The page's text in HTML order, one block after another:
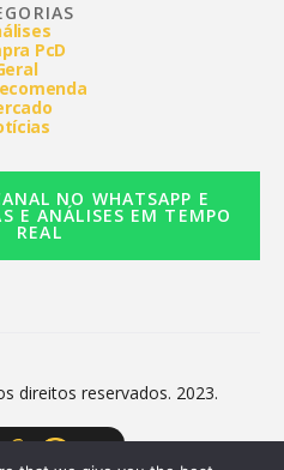
PcD
NO WHATSAPP E
E ANÁLISES EM TEMPO
REAL
direitos reservados. 2023.